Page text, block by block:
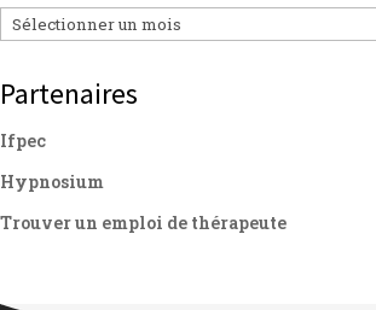
Archives
Partenaires
Ifpec
Hypnosium
Trouver un emploi de thérapeute